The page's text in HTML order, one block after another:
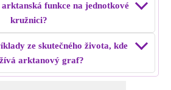
funkce na jednotkové
kružnici?
ze skutečného života, kde
arktanový graf?